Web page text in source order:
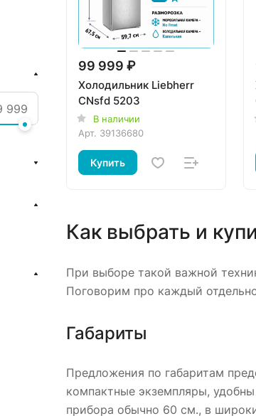
99 999 ₽
Холодильник Liebherr
CNsfd 5203
В наличии
Арт. 39136680
Купить
Как выбрать и
При выборе такой важной
Поговорим про каждый
Габариты
Предложения по габаритам
компактные экземпляры,
прибора обычно 60 см., в